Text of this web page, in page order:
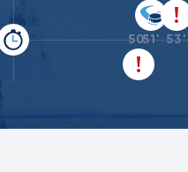
50'51' 53'